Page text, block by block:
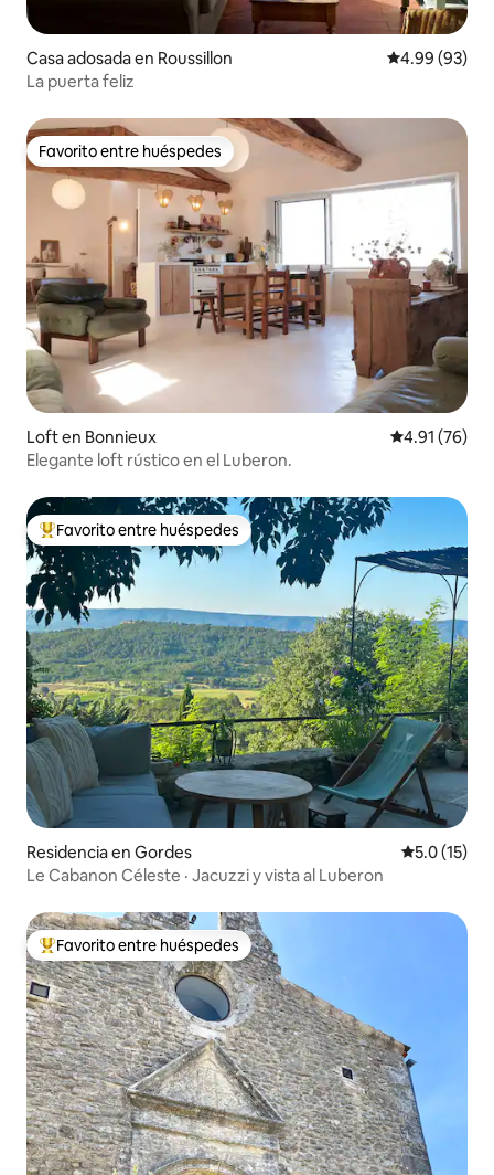
Casa adosada en Roussillon Calificación
4.99 (93)
La puerta feliz
Favorito entre huéspedes
Favorito entre huéspedes
Loft en Bonnieux Calificación
4.91 (76)
Elegante loft rústico en el Luberon.
De los mejores en Favorito entre huéspedes
Favorito entre huéspedes
Residencia en Gordes Calificación
5.0 (15)
Le Cabanon Céleste · Jacuzzi y vista al Luberon
De los mejores en Favorito entre huéspedes
Favorito entre huéspedes